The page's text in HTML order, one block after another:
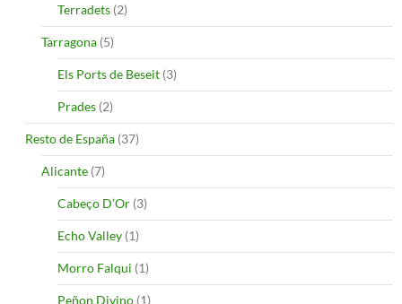
Terradets (2)
Tarragona (5)
Els Ports de Beseit (3)
Prades (2)
Resto de España (37)
Alicante (7)
Cabeço D’Or (3)
Echo Valley (1)
Morro Falqui (1)
Peñon Divino (1)